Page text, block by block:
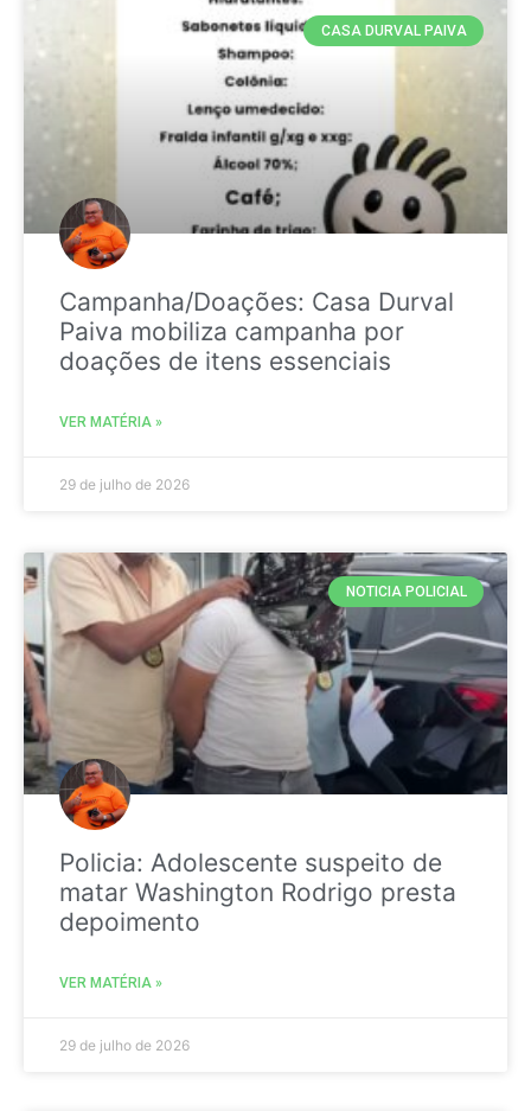
CASA DURVAL PAIVA
Campanha/Doações: Casa Durval
Paiva mobiliza campanha por
doações de itens essenciais
VER MATÉRIA »
29 de julho de 2026
NOTICIA POLICIAL
Policia: Adolescente suspeito de
matar Washington Rodrigo presta
depoimento
VER MATÉRIA »
29 de julho de 2026